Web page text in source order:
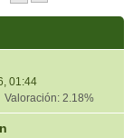
01:44
Valoración: 2.18%